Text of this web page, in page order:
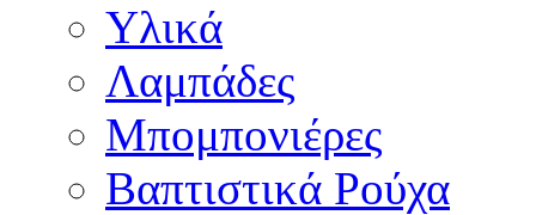
Υλικά
Λαμπάδες
Μπομπονιέρες
Βαπτιστικά Ρούχα